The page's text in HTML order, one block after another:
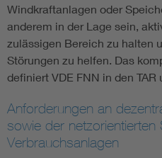
Windkraftanlagen oder
anderem in der Lage sein,
zulässigen Bereich zu halten
Störungen zu helfen. Das
definiert VDE FNN in den
Anforderungen an
sowie der netzorientierten
Verbrauchsanlagen